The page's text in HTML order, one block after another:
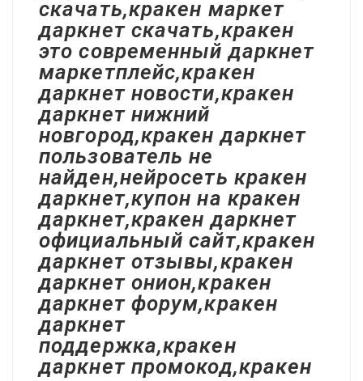
скачать,кракен маркет
даркнет скачать,кракен
это современный даркнет
маркетплейс,кракен
даркнет новости,кракен
даркнет нижний
новгород,кракен даркнет
пользователь не
найден,нейросеть кракен
даркнет,купон на кракен
даркнет,кракен даркнет
официальный сайт,кракен
даркнет отзывы,кракен
даркнет онион,кракен
даркнет форум,кракен
даркнет
поддержка,кракен
даркнет промокод,кракен